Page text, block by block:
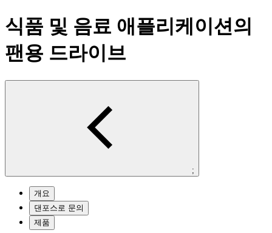
식품 및 음료 애플리케이션의
팬용 드라이브
;
개요
댄포스로 문의
제품